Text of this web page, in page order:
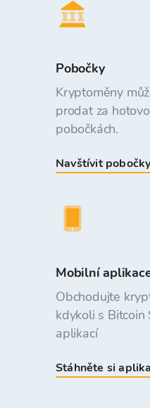
Pobočky
Kryptoměny
prodat za
pobočkách.
Navštívit pobočky
Mobilní
Obchodujte
kdykoli s
aplikací
Stáhněte si